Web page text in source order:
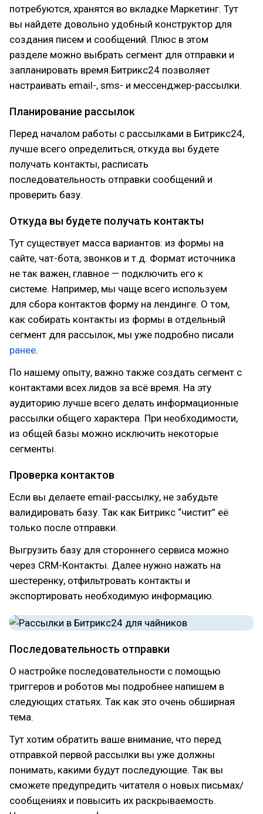
потребуются, хранятся во вкладке Маркетинг. Тут
вы найдете довольно удобный конструктор для
создания писем и сообщений. Плюс в этом
разделе можно выбрать сегмент для отправки и
запланировать время.Битрикс24 позволяет
настраивать email-, sms- и мессенджер-рассылки.
Планирование рассылок
Перед началом работы с рассылками в Битрикс24,
лучше всего определиться, откуда вы будете
получать контакты, расписать
последовательность отправки сообщений и
проверить базу.
Откуда вы будете получать контакты
Тут существует масса вариантов: из формы на
сайте, чат-бота, звонков и т.д. Формат источника
не так важен, главное — подключить его к
системе. Например, мы чаще всего используем
для сбора контактов форму на лендинге. О том,
как собирать контакты из формы в отдельный
сегмент для рассылок, мы уже подробно писали
ранее.
По нашему опыту, важно также создать сегмент с
контактами всех лидов за всё время. На эту
аудиторию лучше всего делать информационные
рассылки общего характера. При необходимости,
из общей базы можно исключить некоторые
сегменты.
Проверка контактов
Если вы делаете email-рассылку, не забудьте
валидировать базу. Так как Битрикс “чистит” её
только после отправки.
Выгрузить базу для стороннего сервиса можно
через CRM-Контакты. Далее нужно нажать на
шестеренку, отфильтровать контакты и
экспортировать необходимую информацию.
Последовательность отправки
О настройке последовательности с помощью
триггеров и роботов мы подробнее напишем в
следующих статьях. Так как это очень обширная
тема.
Тут хотим обратить ваше внимание, что перед
отправкой первой рассылки вы уже должны
понимать, какими будут последующие. Так вы
сможете предупредить читателя о новых письмах/
сообщениях и повысить их раскрываемость.